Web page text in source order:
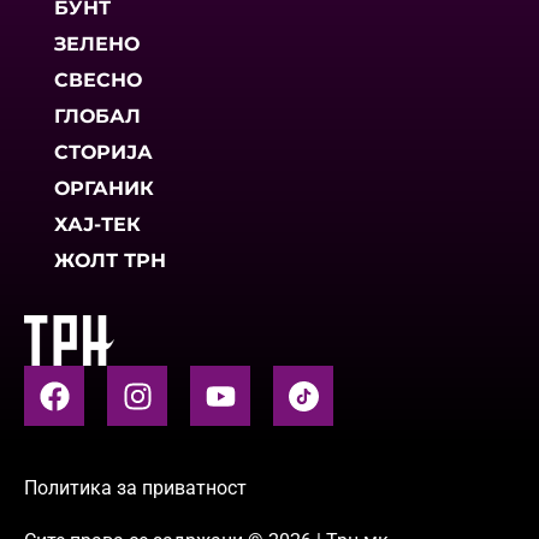
БУНТ
ЗЕЛЕНО
СВЕСНО
ГЛОБАЛ
СТОРИЈА
ОРГАНИК
ХАЈ-ТЕК
ЖОЛТ ТРН
Политика за приватност